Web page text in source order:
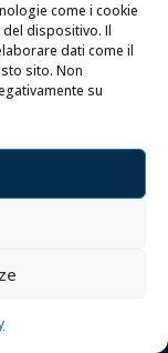
come i cookie
dispositivo. Il
dati come il
sito. Non
su
FIRENZE
438